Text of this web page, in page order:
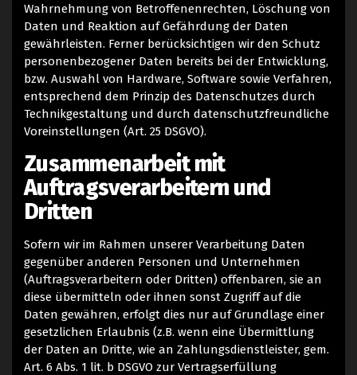
Wahrnehmung von Betroffenenrechten, Löschung von
Daten und Reaktion auf Gefährdung der Daten
gewährleisten. Ferner berücksichtigen wir den Schutz
personenbezogener Daten bereits bei der Entwicklung,
bzw. Auswahl von Hardware, Software sowie Verfahren,
entsprechend dem Prinzip des Datenschutzes durch
Technikgestaltung und durch datenschutzfreundliche
Voreinstellungen (Art. 25 DSGVO).
Zusammenarbeit mit
Auftragsverarbeitern und
Dritten
Sofern wir im Rahmen unserer Verarbeitung Daten
gegenüber anderen Personen und Unternehmen
(Auftragsverarbeitern oder Dritten) offenbaren, sie an
diese übermitteln oder ihnen sonst Zugriff auf die
Daten gewähren, erfolgt dies nur auf Grundlage einer
gesetzlichen Erlaubnis (z.B. wenn eine Übermittlung
der Daten an Dritte, wie an Zahlungsdienstleister, gem.
Art. 6 Abs. 1 lit. b DSGVO zur Vertragserfüllung